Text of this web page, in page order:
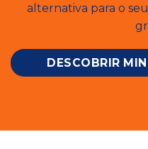
alternativa para o
DESCOBRIR